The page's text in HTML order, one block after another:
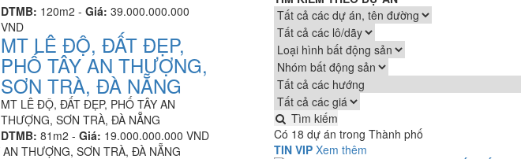
DTMB: 120m2 - Giá: 39.000.000.000
VND
MT LÊ ĐỘ, ĐẤT ĐẸP,
PHỐ TÂY AN THƯỢNG,
SƠN TRÀ, ĐÀ NẴNG
MT LÊ ĐỘ, ĐẤT ĐẸP, PHỐ TÂY AN
THƯỢNG, SƠN TRÀ, ĐÀ NẴNG
DTMB: 81m2 - Giá: 19.000.000.000 VND
Tìm kiếm
Có 18 dự án trong Thành phố
TIN VIP Xem thêm